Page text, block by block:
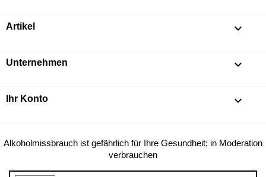
Artikel 
Unternehmen 
Ihr Konto 
Alkoholmissbrauch ist gefährlich für Ihre Gesundheit; in Moderation
verbrauchen